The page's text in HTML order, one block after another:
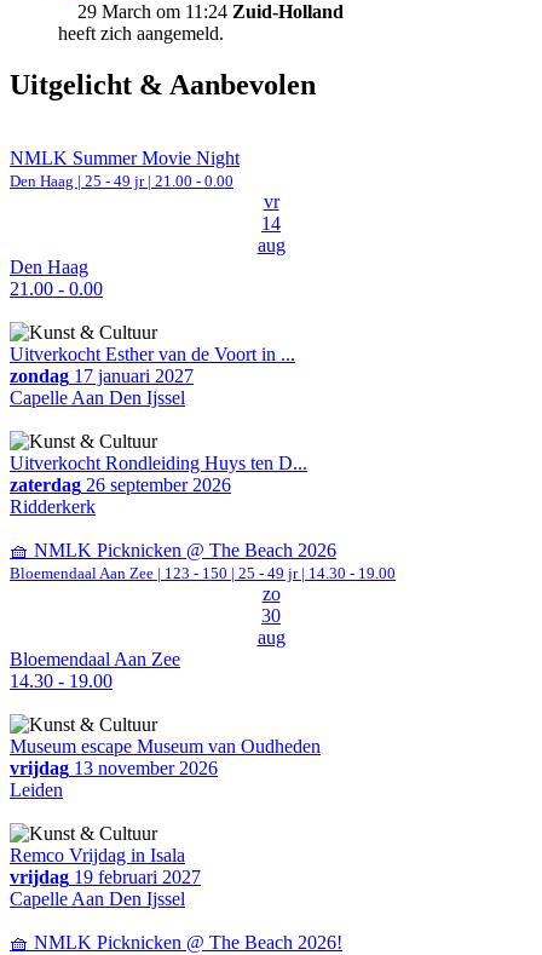
29 March om 11:24 Zuid-Holland
heeft zich aangemeld.
Uitgelicht & Aanbevolen
NMLK Summer Movie Night
Den Haag | 25 - 49 jr | 21.00 - 0.00
vr
14
aug
Den Haag
21.00 - 0.00
Uitverkocht Esther van de Voort in ...
zondag 17 januari 2027
Capelle Aan Den Ijssel
Uitverkocht Rondleiding Huys ten D...
zaterdag 26 september 2026
Ridderkerk
🧺 NMLK Picknicken @ The Beach 2026
Bloemendaal Aan Zee | 123 - 150 | 25 - 49 jr | 14.30 - 19.00
zo
30
aug
Bloemendaal Aan Zee
14.30 - 19.00
Museum escape Museum van Oudheden
vrijdag 13 november 2026
Leiden
Remco Vrijdag in Isala
vrijdag 19 februari 2027
Capelle Aan Den Ijssel
🧺 NMLK Picknicken @ The Beach 2026!